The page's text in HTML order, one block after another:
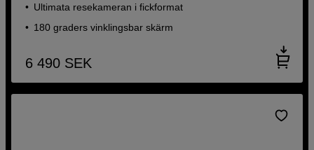
Ultimata resekameran i fickformat
180 graders vinklingsbar skärm
6 490 SEK